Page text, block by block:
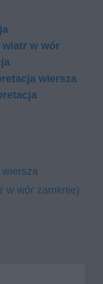
wiatr w wór
wiersza
w wór zamknie)